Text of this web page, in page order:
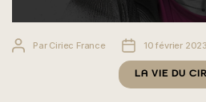
Auteur
Par Ciriec France
Date
l’article
10 février 2023
LA VIE DU